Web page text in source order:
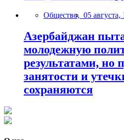
Общество, 05 августа,
Азербайджан
молодежную
результатами, но
занятости и
сохраняются